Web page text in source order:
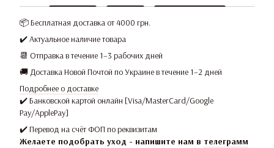
📦 Бесплатная доставка от 4000 грн.
✔️ Актуальное наличие товара
📆 Отправка в течение 1–3 рабочих дней
🚚 Доставка Новой Почтой по Украине в течение 1–2 дней
Подробнее о доставке
✔️ Банковской картой онлайн [Visa/MasterCard/Google
Pay/ApplePay]
✔️ Перевод на счёт ФОП по реквизитам
Желаете подобрать уход - напишите нам в телеграмм